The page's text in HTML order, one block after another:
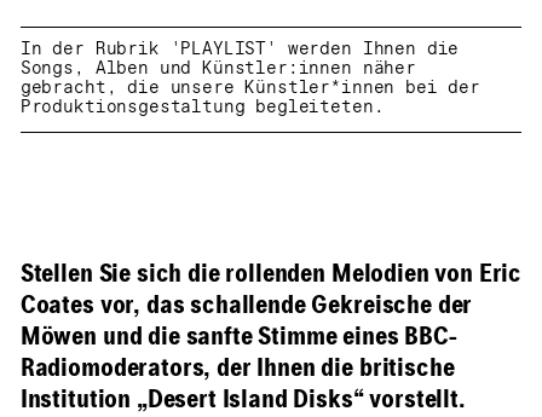
In der Rubrik 'PLAYLIST' werden Ihnen die
Songs, Alben und Künstler:innen näher
gebracht, die unsere Künstler*innen bei der
Produktionsgestaltung begleiteten.
Stellen Sie sich die rollenden Melodien von Eric
Coates vor, das schallende Gekreische der
Möwen und die sanfte Stimme eines BBC-
Radiomoderators, der Ihnen die britische
Institution „Desert Island Disks“ vorstellt.